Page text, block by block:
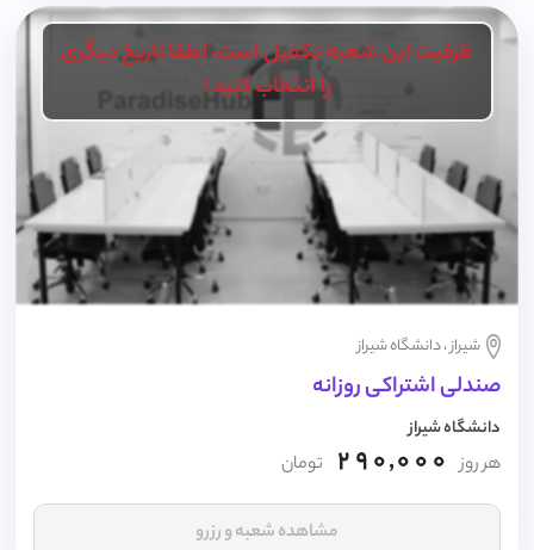
ظرفیت این شعبه تکمیل است، لطفا تاریخ دیگری
را انتخاب کنید !
شیراز ، دانشگاه شیراز
صندلی اشتراکی روزانه
دانشگاه شیراز
هر روز 290,000 تومان
مشاهده شعبه و رزرو